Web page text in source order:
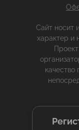
Сайт носит
характер и
качество